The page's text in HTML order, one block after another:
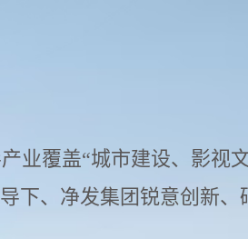
业覆盖“城市建设、影视
下、净发集团锐意创新、